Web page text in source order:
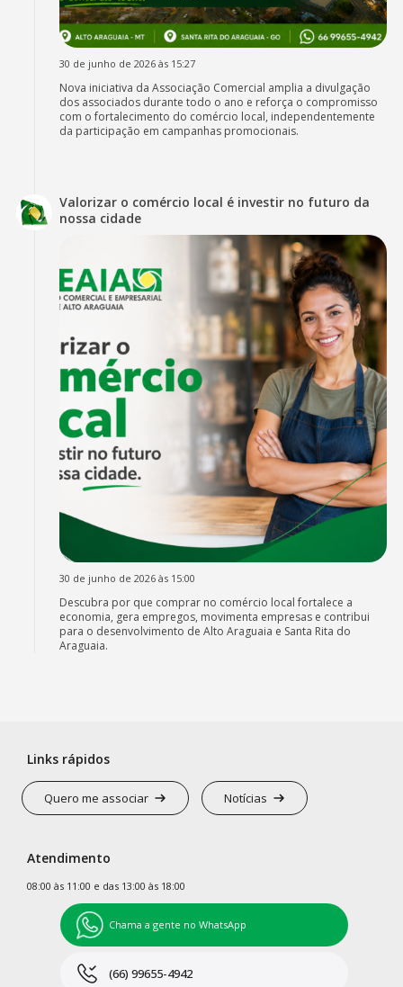
30 de junho de 2026 às 15:27
Nova iniciativa da Associação Comercial amplia a divulgação
dos associados durante todo o ano e reforça o compromisso
com o fortalecimento do comércio local, independentemente
da participação em campanhas promocionais.
Valorizar o comércio local é investir no futuro da
nossa cidade
30 de junho de 2026 às 15:00
Descubra por que comprar no comércio local fortalece a
economia, gera empregos, movimenta empresas e contribui
para o desenvolvimento de Alto Araguaia e Santa Rita do
Araguaia.
Links rápidos
Quero me associar Notícias
Atendimento
08:00 às 11:00 e das 13:00 às 18:00
Chama a gente no WhatsApp
(66) 99655-4942